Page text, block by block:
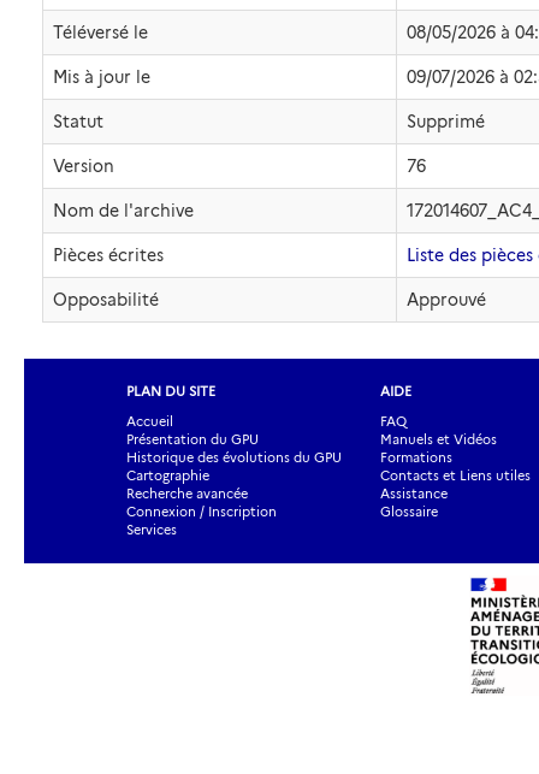
Téléversé le 08/05/2026 à
Mis à jour le 09/07/2026 à
Statut Supprimé
Version 76
Nom de l'archive
Pièces écrites Liste des
Opposabilité Approuvé
PLAN DU SITE
Accueil
Présentation du GPU
Historique des évolutions du GPU
Cartographie
Recherche avancée
Connexion / Inscription
Services
AIDE
FAQ
Manuels et Vidéos
Formations
Contacts et Liens utiles
Assistance
Glossaire